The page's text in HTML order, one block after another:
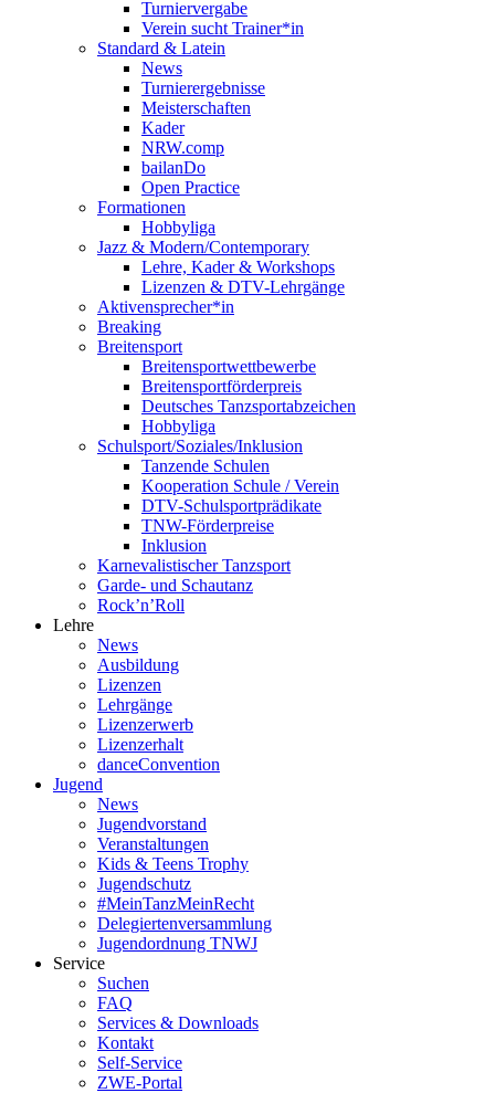
Turniervergabe
Verein sucht Trainer*in
Standard & Latein
News
Turnierergebnisse
Meisterschaften
Kader
NRW.comp
bailanDo
Open Practice
Formationen
Hobbyliga
Jazz & Modern/Contemporary
Lehre, Kader & Workshops
Lizenzen & DTV-Lehrgänge
Aktivensprecher*in
Breaking
Breitensport
Breitensportwettbewerbe
Breitensportförderpreis
Deutsches Tanzsportabzeichen
Hobbyliga
Schulsport/Soziales/Inklusion
Tanzende Schulen
Kooperation Schule / Verein
DTV-Schulsportprädikate
TNW-Förderpreise
Inklusion
Karnevalistischer Tanzsport
Garde- und Schautanz
Rock’n’Roll
Lehre
News
Ausbildung
Lizenzen
Lehrgänge
Lizenzerwerb
Lizenzerhalt
danceConvention
Jugend
News
Jugendvorstand
Veranstaltungen
Kids & Teens Trophy
Jugendschutz
#MeinTanzMeinRecht
Delegiertenversammlung
Jugendordnung TNWJ
Service
Suchen
FAQ
Services & Downloads
Kontakt
Self-Service
ZWE-Portal